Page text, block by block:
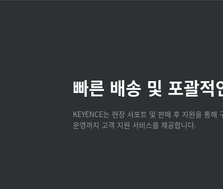
빠른 배송 및 포괄적
KEYENCE는 현장 서포트 및 판매 후 지원을 통해
운영까지 고객 지원 서비스를 제공합니다.